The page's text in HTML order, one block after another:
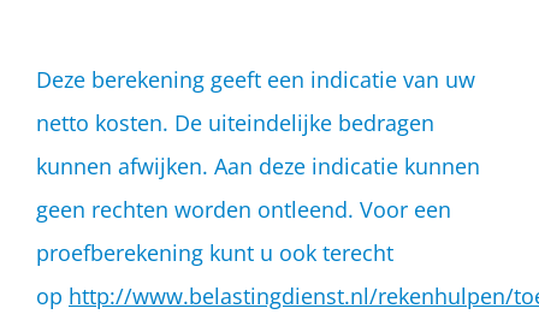
Deze berekening geeft een indicatie van uw
netto kosten. De uiteindelijke bedragen
kunnen afwijken. Aan deze indicatie kunnen
geen rechten worden ontleend. Voor een
proefberekening kunt u ook terecht
op http://www.belastingdienst.nl/rekenhulpen/